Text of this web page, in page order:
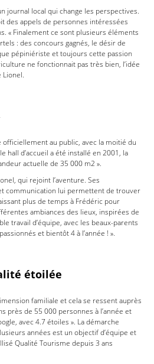
journal local qui change les perspectives.
des appels de personnes intéressées
« Finalement ce sont plusieurs éléments
: des concours gagnés, le désir de
pépiniériste et toujours cette passion
ne fonctionnait pas très bien, l’idée
Lionel.
officiellement au public, avec la moitié du
hall d’accueil a été installé en 2001, la
actuelle de 35 000 m2 ».
qui rejoint l’aventure. Ses
communication lui permettent de trouver
plus de temps à Frédéric pour
ambiances des lieux, inspirées de
travail d’équipe, avec les beaux-parents
et bientôt 4 à l’année ! ».
étoilée
familiale et cela se ressent auprès
près de 55 000 personnes à l’année et
avec 4.7 étoiles ». La démarche
années est un objectif d’équipe et
Qualité Tourisme depuis 3 ans